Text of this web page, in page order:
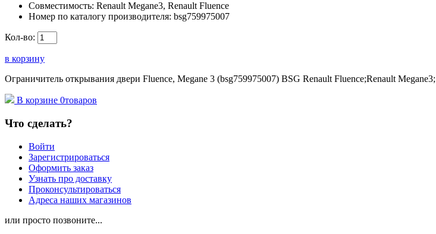
Совместимость: Renault Megane3, Renault Fluence
Номер по каталогу производителя: bsg759975007
Кол-во:
в корзину
Ограничитель открывания двери Fluence, Megane 3 (bsg759975007) BSG Renault Fluence;Renault Megane3;
В корзине 0товаров
Что сделать?
Войти
Зарегистрироваться
Оформить заказ
Узнать про доставку
Проконсультироваться
Адреса наших магазинов
или просто позвоните...